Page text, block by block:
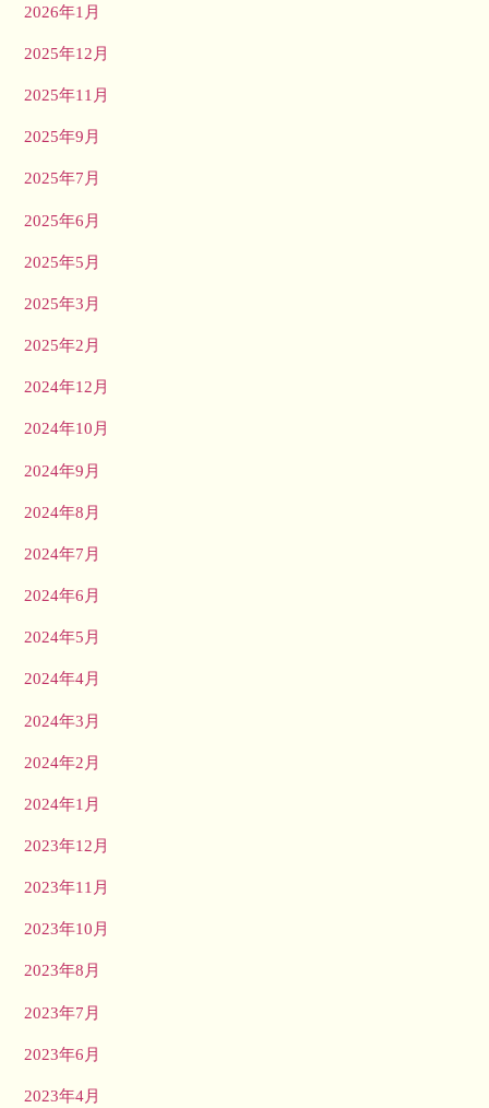
2026年1月
2025年12月
2025年11月
2025年9月
2025年7月
2025年6月
2025年5月
2025年3月
2025年2月
2024年12月
2024年10月
2024年9月
2024年8月
2024年7月
2024年6月
2024年5月
2024年4月
2024年3月
2024年2月
2024年1月
2023年12月
2023年11月
2023年10月
2023年8月
2023年7月
2023年6月
2023年4月